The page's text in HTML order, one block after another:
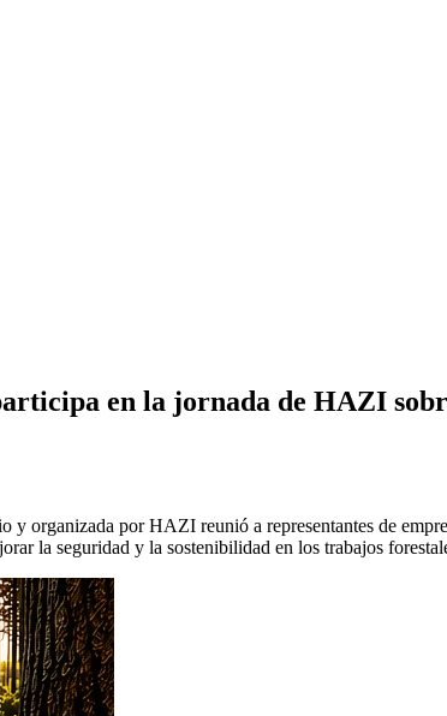
en la jornada de HAZI
organizada por HAZI reunió a representantes de
la seguridad y la sostenibilidad en los trabajos